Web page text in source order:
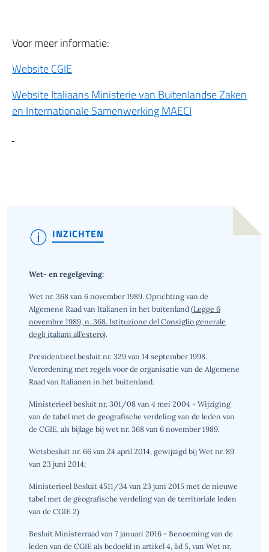
Voor meer informatie:
Website CGIE
Website Italiaans Ministerie van Buitenlandse Zaken
en Internationale Samenwerking MAECI
INZICHTEN
Wet- en regelgeving:
Wet nr. 368 van 6 november 1989. Oprichting van de
Algemene Raad van Italianen in het buitenland (Legge 6
novembre 1989, n. 368. Istituzione del Consiglio generale
degli italiani all’estero).
Presidentieel besluit nr. 329 van 14 september 1998.
Verordening met regels voor de organisatie van de Algemene
Raad van Italianen in het buitenland.
Ministerieel besluit nr. 301/08 van 4 mei 2004 - Wijziging
van de tabel met de geografische verdeling van de leden van
de CGIE, als bijlage bij wet nr. 368 van 6 november 1989.
Wetsbesluit nr. 66 van 24 april 2014, gewijzigd bij Wet nr. 89
van 23 juni 2014;
Ministerieel Besluit 4511/34 van 23 juni 2015 met de nieuwe
tabel met de geografische verdeling van de territoriale leden
van de CGIE 2)
Besluit Ministerraad van 7 januari 2016 - Benoeming van de
leden van de CGIE als bedoeld in artikel 4, lid 5, van Wet nr.